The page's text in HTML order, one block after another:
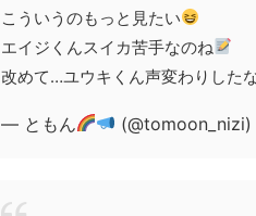
こういうのもっと見たい
エイジくんスイカ苦手なのね
改めて…ユウキくん声変わりした
— ともん (@tomoon_nizi)